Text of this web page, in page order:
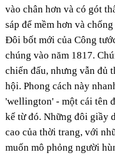
vào chân hơn và có gót
sáp để mềm hơn và
Đôi bốt mới của Công
chúng vào năm 1817.
chiến đấu, nhưng vẫn đủ
hội. Phong cách này
'wellington' - một cái tên
kể từ đó. Những đôi giầy
cao của thời trang, với
muốn mô phỏng người